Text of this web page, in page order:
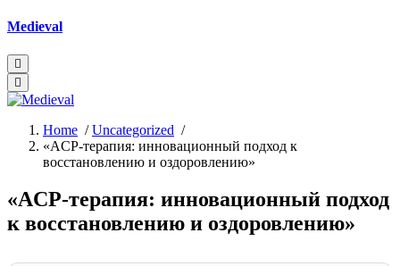
Skip
content
Medieval
Home /Uncategorized /
«ACP-терапия: инновационный подход к
восстановлению и оздоровлению»
«ACP-терапия: инновационный подход
к восстановлению и оздоровлению»